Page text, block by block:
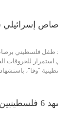
إسرائيلي
فلسطيني
للخروقات
"وفا"،
مجزرة صهيونية